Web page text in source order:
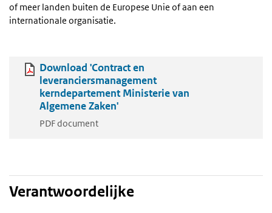
of meer landen buiten de Europese Unie of aan een
internationale organisatie.
Download 'Contract en
leveranciersmanagement
kerndepartement Ministerie van
Algemene Zaken'
PDF document
Verantwoordelijke